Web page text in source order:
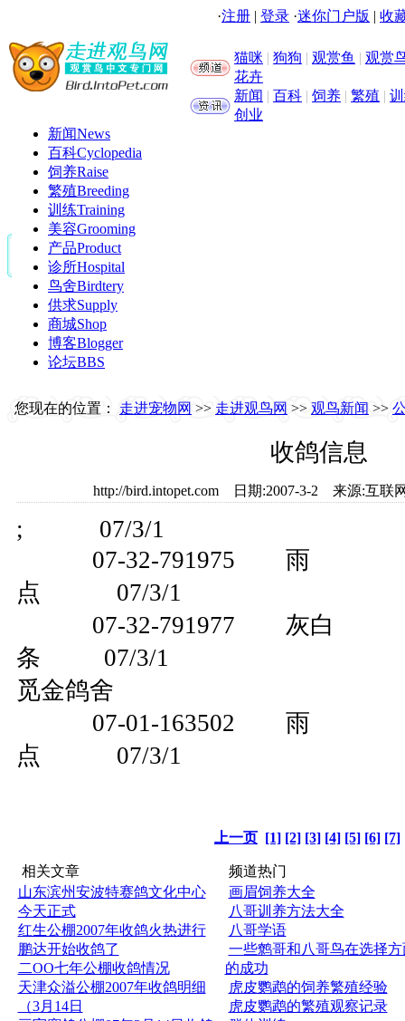
·注册 | 登录 ·迷你门户版 | 收
猫咪 | 狗狗 | 观赏鱼 | 观赏
花卉
新闻 | 百科 | 饲养 | 繁殖 |
创业
新闻News
百科Cyclopedia
饲养Raise
繁殖Breeding
训练Training
美容Grooming
产品Product
诊所Hospital
鸟舍Birdtery
供求Supply
商城Shop
博客Blogger
论坛BBS
您现在的位置： 走进宠物网 >> 走进观鸟网 >> 观鸟新闻 >>
收鸽信息
http://bird.intopet.com 日期:2007-3-2 来源:互
; 07/3/1
07-32-791975 雨
点 07/3/1
07-32-791977 灰白
条 07/3/1
觅金鸽舍
07-01-163502 雨
点 07/3/1
上一页 [1] [2] [3] [4] [5] [6] [7]
相关文章
山东滨州安波特赛鸽文化中心
今天正式
红生公棚2007年收鸽火热进行
鹏达开始收鸽了
二OO七年公棚收鸽情况
天津众溢公棚2007年收鸽明细
（3月14日
频道热门
画眉饲养大全
八哥训养方法大全
八哥学语
一些鹩哥和八哥鸟在选择方
的成功
虎皮鹦鹉的饲养繁殖经验
虎皮鹦鹉的繁殖观察记录